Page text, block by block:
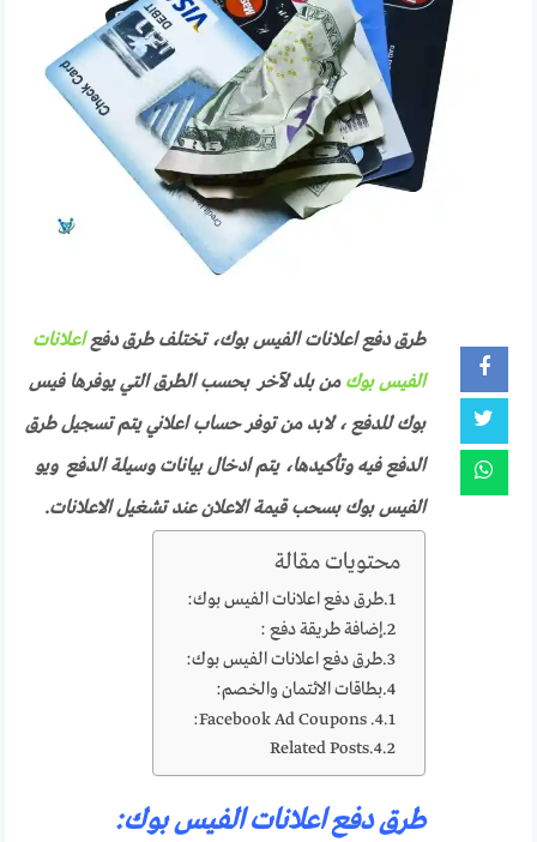
طرق دفع اعلانات الفيس بوك، تختلف طرق دفعاعلانات
الفيس بوك من بلد لآخر بحسب الطرق التي يوفرها فيس
بوك للدفع ، لابد من توفر حساب اعلاني يتم تسجيل طرق
الدفع فيه وتأكيدها، يتم ادخال بيانات وسيلة الدفع ويو
الفيس بوك بسحب قيمة الاعلان عند تشغيل الاعلانات.
محتويات مقالة
طرق دفع اعلانات الفيس بوك:
إضافة طريقة دفع :
طرق دفع اعلانات الفيس بوك:
بطاقات الائتمان والخصم:
Facebook Ad Coupons:
Related Posts
طرق دفع اعلانات الفيس بوك: